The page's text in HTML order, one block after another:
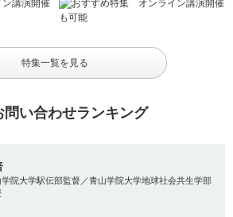
特集一覧を見る
問い合わせランキング
学院大学駅伝部監督／青山学院大学地球社会共生学部